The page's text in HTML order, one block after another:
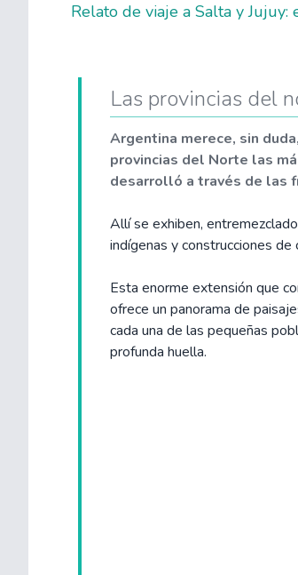
Relato de viaje a Salta y
Las provincias del
Argentina merece, sin
provincias del Norte las
desarrolló a través de las
Allí se exhiben,
indígenas y construcciones
Esta enorme extensión que
ofrece un panorama de
cada una de las pequeñas
profunda huella.